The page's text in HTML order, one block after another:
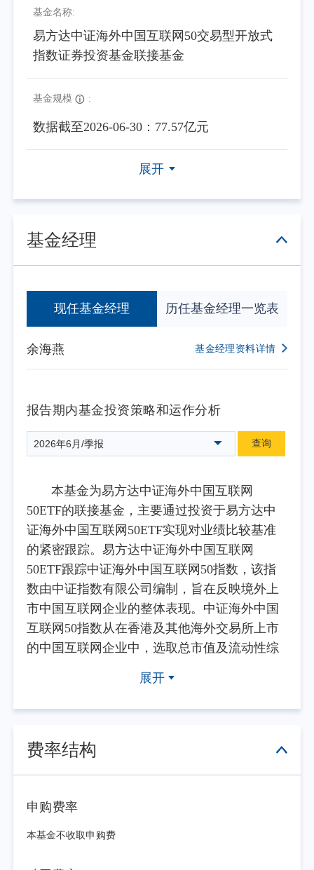
基金名称:
易方达中证海外中国互联网50交易型开放式
指数证券投资基金联接基金
基金规模 :
数据截至2026-06-30：77.57亿元
展开
基金经理
现任基金经理 历任基金经理一览表
余海燕 基金经理资料详情
报告期内基金投资策略和运作分析
2026年6月/季报 查询
本基金为易方达中证海外中国互联网
50ETF的联接基金，主要通过投资于易方达中
证海外中国互联网50ETF实现对业绩比较基准
的紧密跟踪。易方达中证海外中国互联网
50ETF跟踪中证海外中国互联网50指数，该指
数由中证指数有限公司编制，旨在反映境外上
市中国互联网企业的整体表现。中证海外中国
互联网50指数从在香港及其他海外交易所上市
的中国互联网企业中，选取总市值及流动性综
整。若同一家公司的国外市场证券和香港市场
证券同时入选，则优先纳入香港市场证券。
球金融条件、中国宏观经济形势以及行业基本
会议均维持利率不变，联邦基金利率目标区间
票委预计年内存在加息可能，美元流动性宽松
展开
费率结构
申购费率
本基金不收取申购费